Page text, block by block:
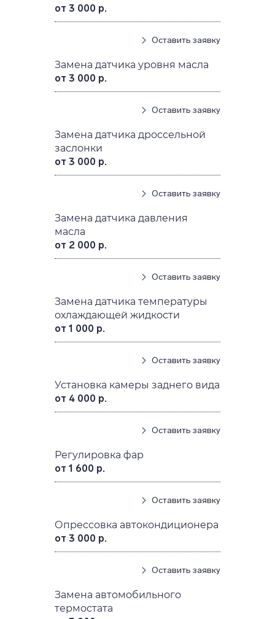
от 3 000 р.
Оставить заявку
Замена датчика уровня масла
от 3 000 р.
Оставить заявку
Замена датчика дроссельной
заслонки
от 3 000 р.
Оставить заявку
Замена датчика давления
масла
от 2 000 р.
Оставить заявку
Замена датчика температуры
охлаждающей жидкости
от 1 000 р.
Оставить заявку
Установка камеры заднего вида
от 4 000 р.
Оставить заявку
Регулировка фар
от 1 600 р.
Оставить заявку
Опрессовка автокондиционера
от 3 000 р.
Оставить заявку
Замена автомобильного
термостата